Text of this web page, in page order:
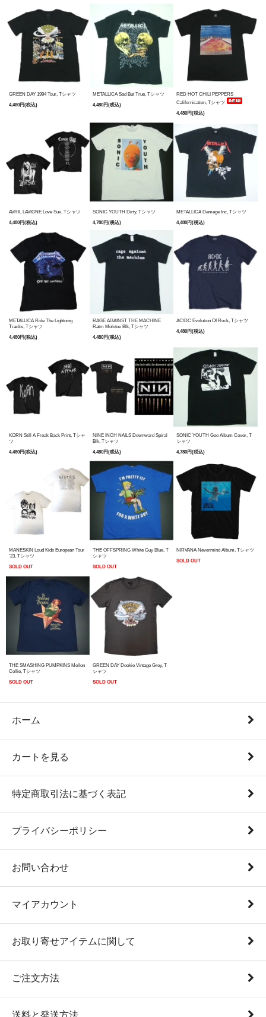
GREEN DAY 1994 Tour, Tシャツ
4,480円(税込)
METALLICA Sad But True, Tシャツ
4,480円(税込)
RED HOT CHILI PEPPERS
Californication, Tシャツ
4,480円(税込)
AVRIL LAVIGNE Love Sux, Tシャツ
4,480円(税込)
SONIC YOUTH Dirty, Tシャツ
4,780円(税込)
METALLICA Damage Inc, Tシャツ
4,480円(税込)
METALLICA Ride The Lightning
Tracks, Tシャツ
4,480円(税込)
RAGE AGAINST THE MACHINE
Ratm Molotov Blk, Tシャツ
4,480円(税込)
AC/DC Evolution Of Rock, Tシャツ
4,480円(税込)
KORN Still A Freak Back Print, Tシャ
ツ
4,480円(税込)
NINE INCH NAILS Downward Spiral
Blk, Tシャツ
4,480円(税込)
SONIC YOUTH Goo Album Cover, T
シャツ
4,780円(税込)
MANESKIN Loud Kids European Tour
'23, Tシャツ
SOLD OUT
THE OFFSPRING White Guy Blue, T
シャツ
SOLD OUT
NIRVANA Nevermind Album, Tシャツ
SOLD OUT
THE SMASHING PUMPKINS Mellon
Collie, Tシャツ
SOLD OUT
GREEN DAY Dookie Vintage Grey, T
シャツ
SOLD OUT
ホーム
カートを見る
特定商取引法に基づく表記
プライバシーポリシー
お問い合わせ
マイアカウント
お取り寄せアイテムに関して
ご注文方法
送料と発送方法